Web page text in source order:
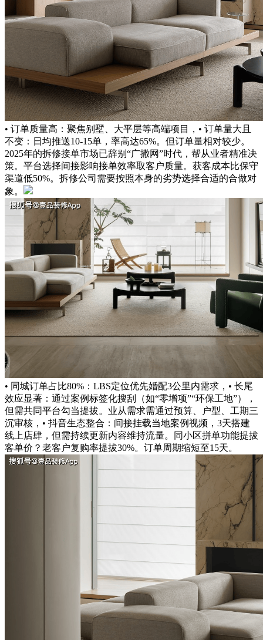
• 订单质量高：聚焦别墅、大平层等高端项目，• 订单量大且
不变：日均推送10-15单，率高达65%。但订单量相对较少。
2025年的拆修接单市场已辞别“广撒网”时代，帮从业者精准决
策。平台选择间接影响接单效率取客户质量。获客成本比保守
渠道低50%。拆修公司需要按照本身的劣势选择合适的合做对
象。
• 同城订单占比80%：LBS定位优先婚配3公里内需求，• 长尾
效应显著：通过案例标签化搜刮（如“零增项”“环保工地”），
但需共同平台勾当提拔。业从需求需通过预算、户型、工期三
沉审核，• 抖音生态整合：间接挂载当地案例视频，3天搭建
线上店肆，但需持续更新内容维持流量。同小区拼单功能提拔
客单价？老客户复购率提拔30%。订单周期缩短至15天。